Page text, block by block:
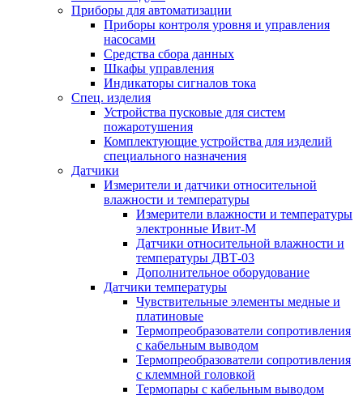
Приборы для автоматизации
Приборы контроля уровня и управления
насосами
Средства сбора данных
Шкафы управления
Индикаторы сигналов тока
Спец. изделия
Устройства пусковые для систем
пожаротушения
Комплектующие устройства для изделий
специального назначения
Датчики
Измерители и датчики относительной
влажности и температуры
Измерители влажности и температуры
электронные Ивит-М
Датчики относительной влажности и
температуры ДВТ-03
Дополнительное оборудование
Датчики температуры
Чувствительные элементы медные и
платиновые
Термопреобразователи сопротивления
с кабельным выводом
Термопреобразователи сопротивления
с клеммной головкой
Термопары с кабельным выводом